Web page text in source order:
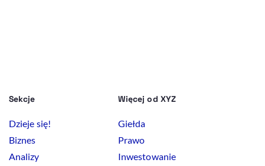
Sekcje
Dzieje się!
Biznes
Analizy
Więcej od XYZ
Giełda
Prawo
Inwestowanie